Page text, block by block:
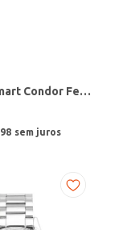
Relógio Smart Condor Feminino ROSE
98